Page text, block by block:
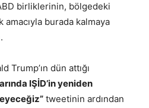
birliklerinin, bölgedeki
amacıyla burada kalmaya
Trump’ın dün attığı
IŞİD’in yeniden
tweetinin ardından